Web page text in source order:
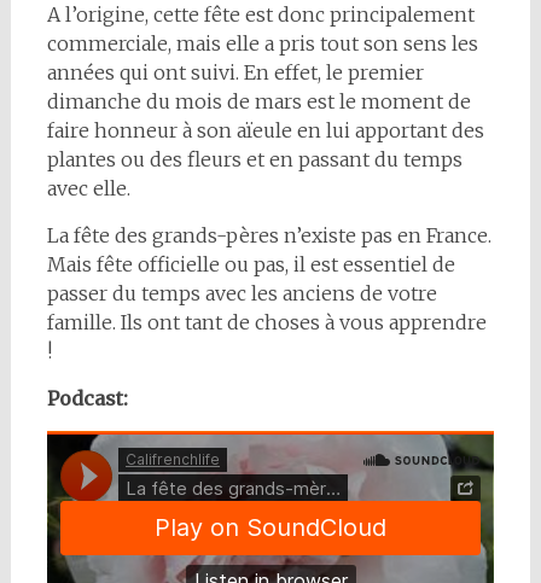
A l’origine, cette fête est donc principalement
commerciale, mais elle a pris tout son sens les
années qui ont suivi. En effet, le premier
dimanche du mois de mars est le moment de
faire honneur à son aïeule en lui apportant des
plantes ou des fleurs et en passant du temps
avec elle.
La fête des grands-pères n’existe pas en France.
Mais fête officielle ou pas, il est essentiel de
passer du temps avec les anciens de votre
famille. Ils ont tant de choses à vous apprendre
!
Podcast: